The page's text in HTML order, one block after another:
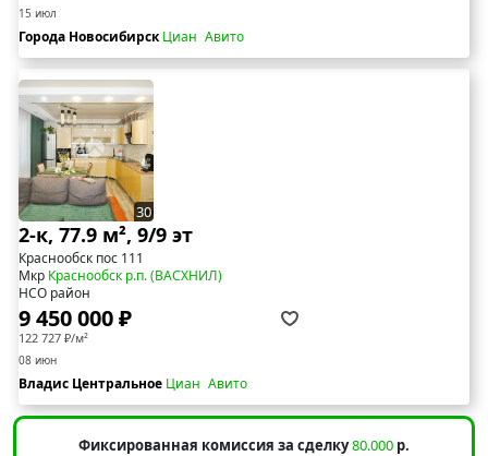
15 июл
Города НовосибирскЦиан Авито
30
2-к, 77.9 м², 9/9 эт
Краснообск пос 111
Мкр Краснообск р.п. (ВАСХНИЛ)
НСО район
9 450 000 ₽
122 727 ₽/м²
08 июн
Владис Центральное Циан Авито
Фиксированная комиссия за сделку80.000 р.